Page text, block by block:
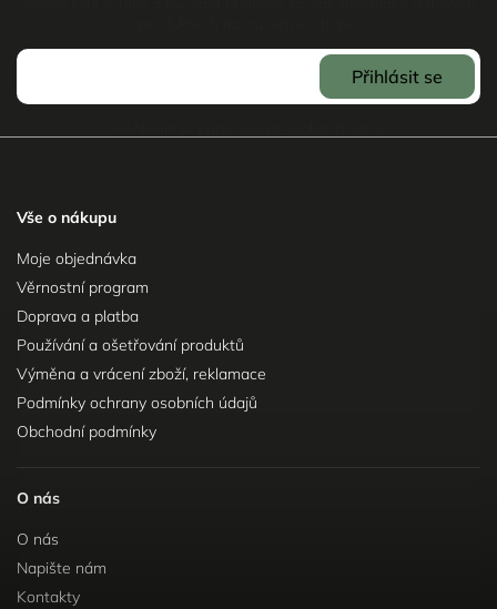
Přihlásit se
Vše o nákupu
Moje objednávka
Věrnostní program
Doprava a platba
Používání a ošetřování produktů
Výměna a vrácení zboží, reklamace
Podmínky ochrany osobních údajů
Obchodní podmínky
O nás
O nás
Napište nám
Kontakty